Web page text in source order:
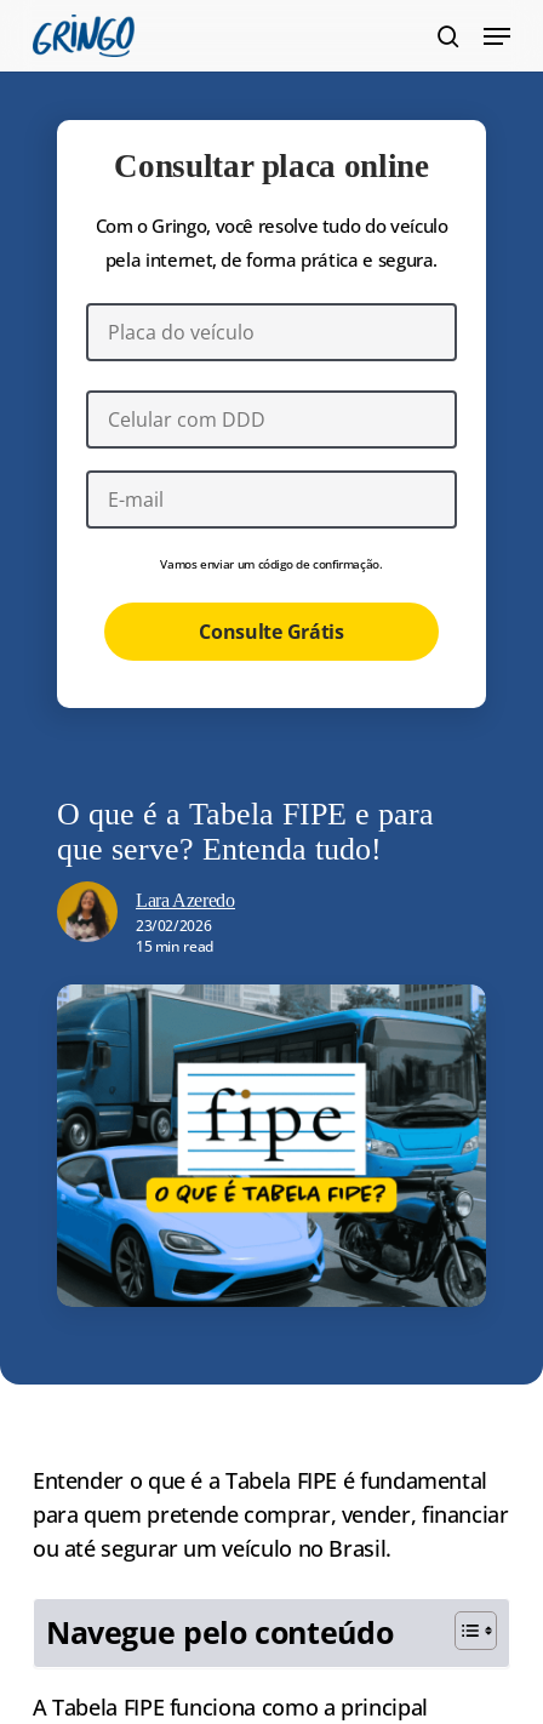
Pular
para
conteúdo
Menu
Consultar placa online
Com o Gringo, você resolve tudo do veículo
pela internet, de forma prática e segura.
Vamos enviar um código de confirmação.
Consulte Grátis
O que é a Tabela FIPE e para
que serve? Entenda tudo!
Lara Azeredo
23/02/2026
15 min read
Entender o que é a Tabela FIPE é fundamental
para quem pretende comprar, vender, financiar
ou até segurar um veículo no Brasil.
Navegue pelo conteúdo
A Tabela FIPE funciona como a principal